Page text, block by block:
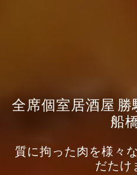
全席個室居酒屋
船
質に拘った肉を様々
だたけ